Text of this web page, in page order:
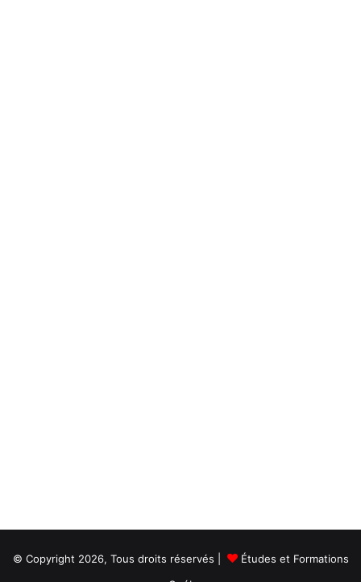
© Copyright 2026, Tous droits réservés |
Études et Formations